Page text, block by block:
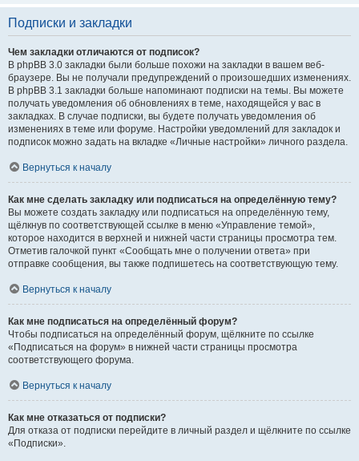
Подписки и закладки
Чем закладки отличаются от подписок?
В phpBB 3.0 закладки были больше похожи на закладки в вашем веб-
браузере. Вы не получали предупреждений о произошедших изменениях.
В phpBB 3.1 закладки больше напоминают подписки на темы. Вы можете
получать уведомления об обновлениях в теме, находящейся у вас в
закладках. В случае подписки, вы будете получать уведомления об
изменениях в теме или форуме. Настройки уведомлений для закладок и
подписок можно задать на вкладке «Личные настройки» личного раздела.
Вернуться к началу
Как мне сделать закладку или подписаться на определённую тему?
Вы можете создать закладку или подписаться на определённую тему,
щёлкнув по соответствующей ссылке в меню «Управление темой»,
которое находится в верхней и нижней части страницы просмотра тем.
Отметив галочкой пункт «Сообщать мне о получении ответа» при
отправке сообщения, вы также подпишетесь на соответствующую тему.
Вернуться к началу
Как мне подписаться на определённый форум?
Чтобы подписаться на определённый форум, щёлкните по ссылке
«Подписаться на форум» в нижней части страницы просмотра
соответствующего форума.
Вернуться к началу
Как мне отказаться от подписки?
Для отказа от подписки перейдите в личный раздел и щёлкните по ссылке
«Подписки».